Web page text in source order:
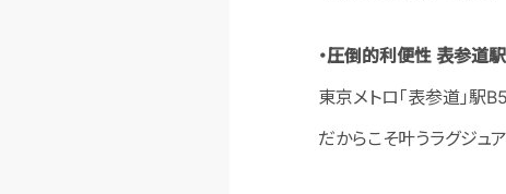
・圧倒的利便性 表参道
東京メトロ「表参道」駅
だからこそ叶うラグジュ